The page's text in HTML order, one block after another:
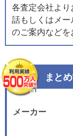
各査定会社よ
話もしくはメ
のご案内などを
まと
メーカー